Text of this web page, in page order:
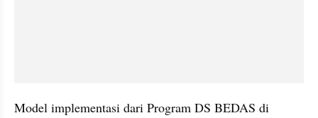
Model implementasi dari Program DS BEDAS di